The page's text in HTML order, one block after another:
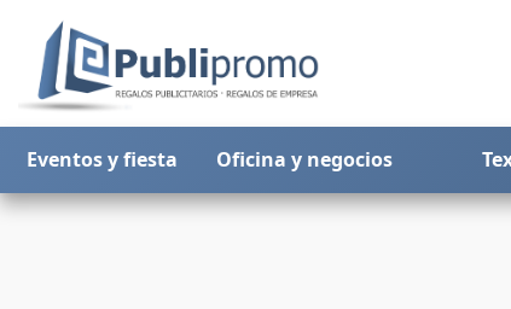
Eventos y fiesta Oficina y negocios